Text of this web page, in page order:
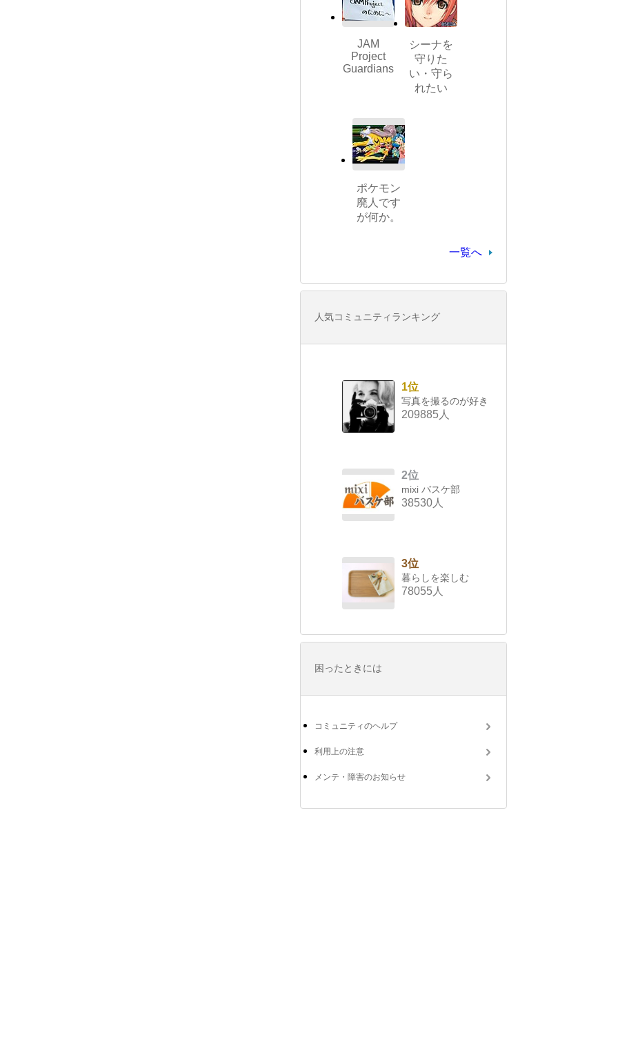
JAM
Project
Guardians
シーナを
守りた
い・守ら
れたい
ポケモン
廃人です
が何か。
一覧へ
人気コミュニティランキング
1位
写真を撮るのが好き
209885人
2位
mixi バスケ部
38530人
3位
暮らしを楽しむ
78055人
困ったときには
コミュニティのヘルプ
利用上の注意
メンテ・障害のお知らせ